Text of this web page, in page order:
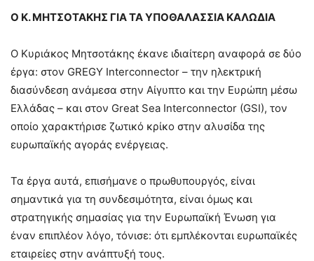
Ο Κ. ΜΗΤΣΟΤΑΚΗΣ ΓΙΑ ΤΑ ΥΠΟΘΑΛΑΣΣΙΑ ΚΑΛΩΔΙΑ
Ο Κυριάκος Μητσοτάκης έκανε ιδιαίτερη αναφορά σε δύο
έργα: στον GREGY Interconnector – την ηλεκτρική
διασύνδεση ανάμεσα στην Αίγυπτο και την Ευρώπη μέσω
Ελλάδας – και στον Great Sea Interconnector (GSI), τον
οποίο χαρακτήρισε ζωτικό κρίκο στην αλυσίδα της
ευρωπαϊκής αγοράς ενέργειας.
Τα έργα αυτά, επισήμανε ο πρωθυπουργός, είναι
σημαντικά για τη συνδεσιμότητα, είναι όμως και
στρατηγικής σημασίας για την Ευρωπαϊκή Ένωση για
έναν επιπλέον λόγο, τόνισε: ότι εμπλέκονται ευρωπαϊκές
εταιρείες στην ανάπτυξή τους.